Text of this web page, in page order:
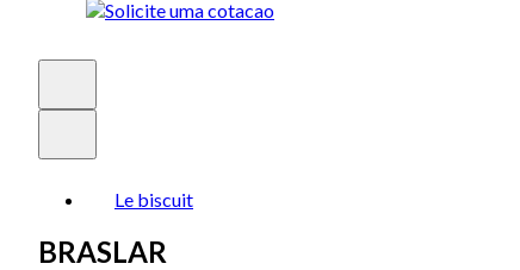
Le biscuit
BRASLAR